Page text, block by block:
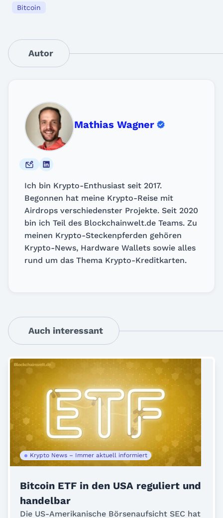
Bitcoin
Autor
Mathias Wagner
Ich bin Krypto-Enthusiast seit 2017.
Begonnen hat meine Krypto-Reise mit
Airdrops verschiedenster Projekte. Seit 2020
bin ich Teil des Blockchainwelt.de Teams. Zu
meinen Krypto-Steckenpferden gehören
Krypto-News, Hardware Wallets sowie alles
rund um das Thema Krypto-Kreditkarten.
Auch interessant
Krypto News – Immer aktuell informiert
Bitcoin ETF in den USA reguliert und
handelbar
Die US-Amerikanische Börsenaufsicht SEC hat